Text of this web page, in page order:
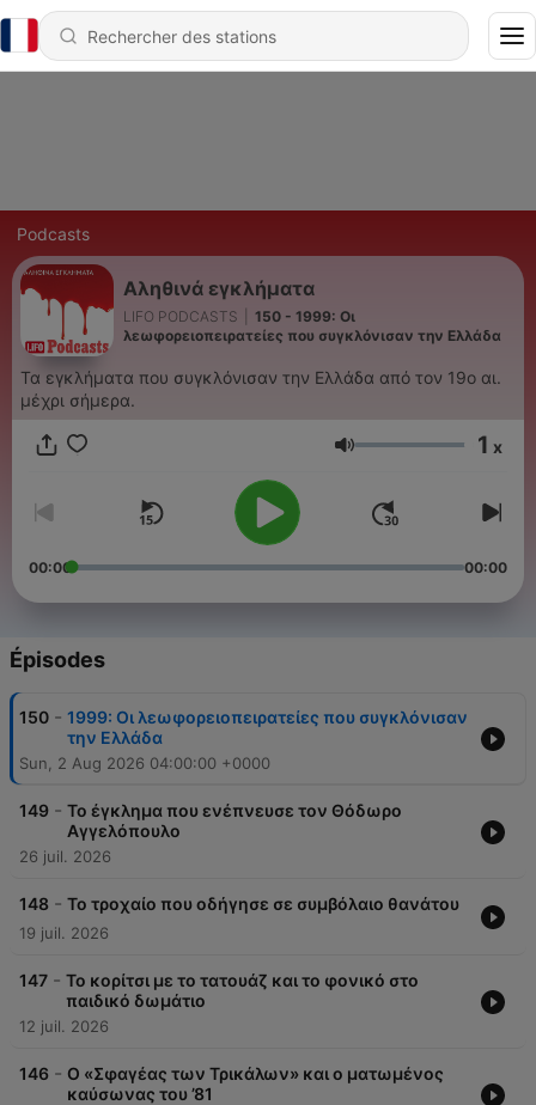
Podcasts
Αληθινά εγκλήματα
LIFO PODCASTS
150 - 1999: Οι
λεωφορειοπειρατείες που συγκλόνισαν την Ελλάδα
Τα εγκλήματα που συγκλόνισαν την Ελλάδα από τον 19ο αι.
μέχρι σήμερα.
Volume 1 x
00:00 00:00
Épisodes
150 - 1999: Οι λεωφορειοπειρατείες που συγκλόνισαν
την Ελλάδα
Sun, 2 Aug 2026 04:00:00 +0000
149 - Το έγκλημα που ενέπνευσε τον Θόδωρο
Αγγελόπουλο
26 juil. 2026
148 - Το τροχαίο που οδήγησε σε συμβόλαιο θανάτου
19 juil. 2026
147 - Το κορίτσι με το τατουάζ και το φονικό στο
παιδικό δωμάτιο
12 juil. 2026
146 - Ο «Σφαγέας των Τρικάλων» και ο ματωμένος
καύσωνας του ’81